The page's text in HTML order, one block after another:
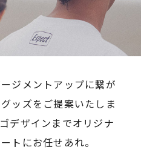
ジメントアップに繋が
ッズをご提案いたしま
デザインまでオリジナ
トにお任せあれ。